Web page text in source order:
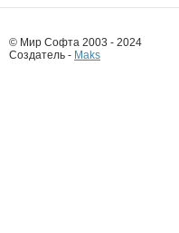
© Мир Софта 2003 - 2024
Создатель - Maks